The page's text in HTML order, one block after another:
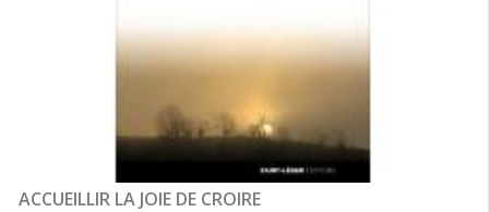
ACCUEILLIR LA JOIE DE CROIRE